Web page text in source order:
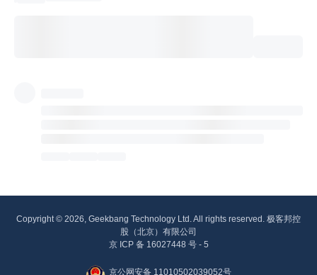
Copyright © 2026, Geekbang Technology Ltd. All rights reserved. 极客邦控
股（北京）有限公司
京 ICP 备 16027448 号 - 5
京公网安备 11010502039052号